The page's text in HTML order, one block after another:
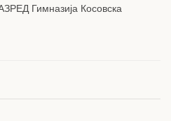
Гимназија Косовска